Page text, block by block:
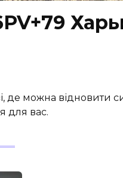
де можна відновити
для вас.